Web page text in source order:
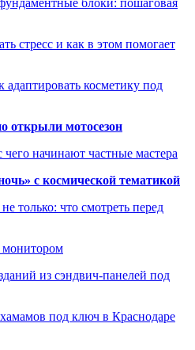
стресс и как в этом помогает
косметику под
открыли мотосезон
начинают частные мастера
с космической тематикой
только: что смотреть перед
монитором
из сэндвич-панелей под
под ключ в Краснодаре